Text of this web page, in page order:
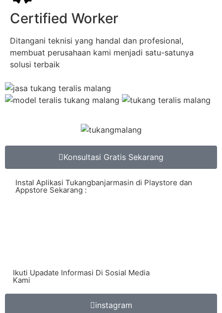
Certified Worker
Ditangani teknisi yang handal dan profesional,
membuat perusahaan kami menjadi satu-satunya
solusi terbaik
Konsultasi Gratis Sekarang
Instal Aplikasi Tukangbanjarmasin di Playstore dan
Appstore Sekarang :
Ikuti Upadate Informasi Di Sosial Media
Kami
instagram